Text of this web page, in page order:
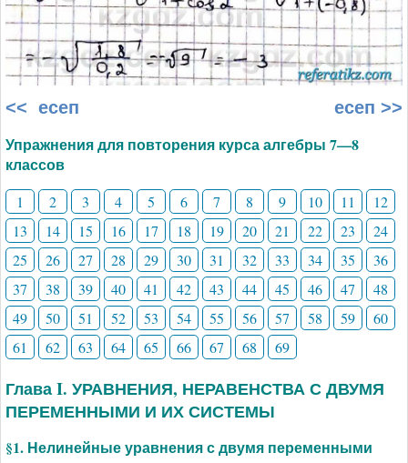
<< есеп есеп >>
Упражнения для повторения курса алгебры 7—8
классов
1 2 3 4 5 6 7 8 9 10 11
12
13
14 15 16 17 18 19 20 21 22 23
24
25
26 27 28 29 30 31 32 33 34 35
36
37
38 39 40 41 42 43 44 45 46 47
48
49
50 51 52 53 54 55 56 57 58 59
60
61
62 63 64 65 66 67 68 69
Глава I. УРАВНЕНИЯ, НЕРАВЕНСТВА С ДВУМЯ
ПЕРЕМЕННЫМИ И ИХ СИСТЕМЫ
§1. Нелинейные уравнения с двумя переменными